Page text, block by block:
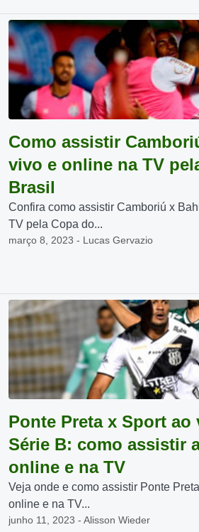
Como assistir
vivo e online na TV
Brasil
Confira como assistir Camboriú x
TV pela Copa do...
março 8, 2023 - Lucas Gervazio
Ponte Preta x Sport ao
Série B: como assistir
online e na TV
Veja onde e como assistir Ponte
online e na TV...
junho 11, 2023 - Alisson Wieder